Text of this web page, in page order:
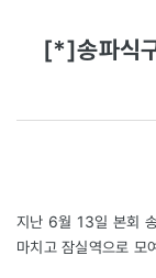
[*]송파식
지난 6월 13일 본회
마치고 잠실역으로 모